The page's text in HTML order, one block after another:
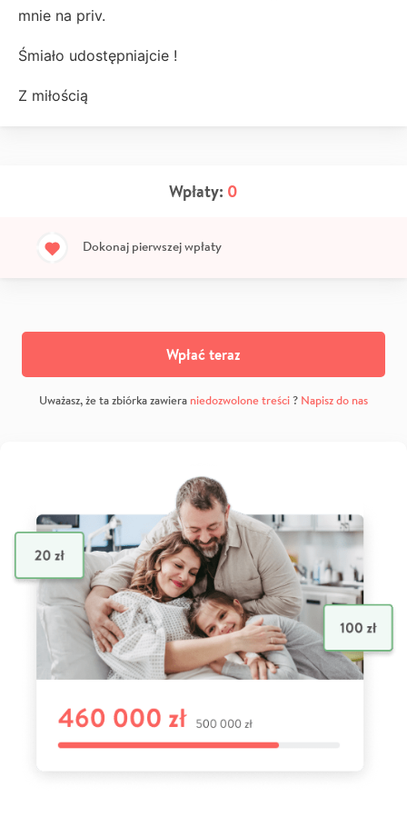
mnie na priv.
Śmiało udostępniajcie !
Z miłością
Wpłaty: 0
Dokonaj pierwszej wpłaty
Wpłać teraz
Uważasz, że ta zbiórka zawiera niedozwolone treści? Napisz do nas